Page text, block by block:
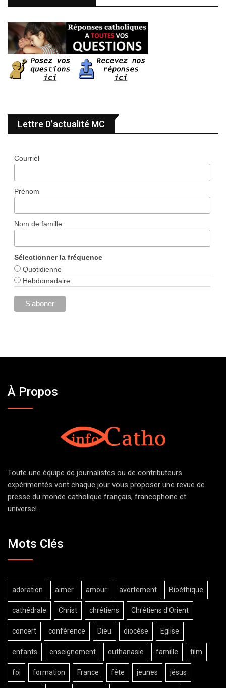
Lettre D’actualité MC
Courriel
Prénom
Nom de famille
Sélectionner la fréquence
Quotidienne
Hebdomadaire
À Propos
Toute une équipe de journalistes ou de contributeurs
expérimentés vont chaque jour vous proposer une revue de
presse du monde catholique français, francophone et
universel.
Mots Clés
adoration aimer amour avortement Bioéthique
cathédrale Christ chrétiens Chrétiens d'Orient
concert conférence Dieu diocèse Eglise
enfants enseignement euthanasie famille film
foi formation France fête jeunes jésus